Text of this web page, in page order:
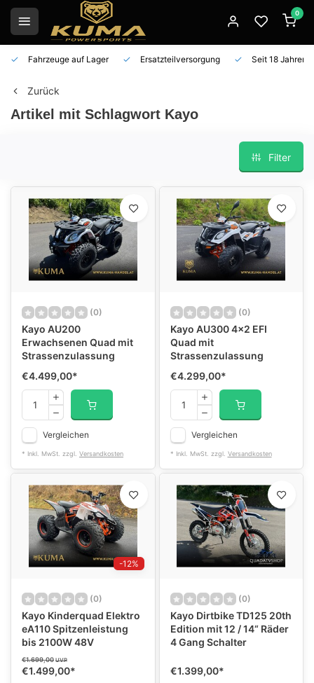
0
Fahrzeuge auf Lager Ersatzteilversorgung Seit 18 Jahren
Zurück
Artikel mit Schlagwort Kayo
Filter
(0)
Kayo AU200
Erwachsenen Quad mit
Strassenzulassung
€4.499,00*
Vergleichen
* Inkl. MwSt. zzgl. Versandkosten
(0)
Kayo AU300 4x2 EFI
Quad mit
Strassenzulassung
€4.299,00*
Vergleichen
* Inkl. MwSt. zzgl. Versandkosten
-12%
(0)
Kayo Kinderquad Elektro
eA110 Spitzenleistung
bis 2100W 48V
€1.699,00 UVP
€1.499,00*
(0)
Kayo Dirtbike TD125 20th
Edition mit 12 / 14“ Räder
4 Gang Schalter
€1.399,00*